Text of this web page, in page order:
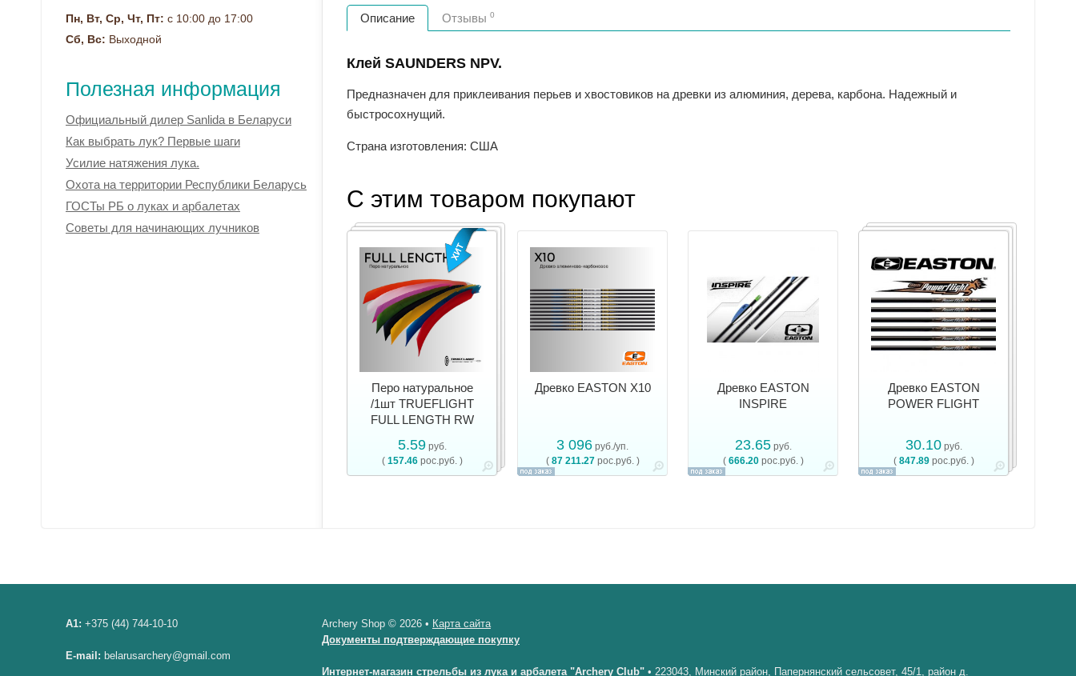
Описание Отзывы 0
Клей SAUNDERS NPV.
Предназначен для приклеивания перьев и хвостовиков на древки из алюминия, дерева, карбона. Надежный и
быстросохнущий.
Страна изготовления: США
С этим товаром покупают
Перо натуральное
/1шт TRUEFLIGHT
FULL LENGTH RW
5.59руб.
( 157.46рос.руб. )
Древко EASTON X10
3 096 руб./уп.
( 87 211.27рос.руб. )
Древко EASTON
INSPIRE
23.65руб.
( 666.20рос.руб. )
Древко EASTON
POWER FLIGHT
30.10руб.
( 847.89рос.руб. )
Пн, Вт, Ср, Чт, Пт: с 10:00 до 17:00
Сб, Вс: Выходной
Полезная информация
Официальный дилер Sanlida в Беларуси
Как выбрать лук? Первые шаги
Усилие натяжения лука.
Охота на территории Республики Беларусь
ГОСТы РБ о луках и арбалетах
Советы для начинающих лучников
A1: +375 (44) 744-10-10
E-mail: belarusarchery@gmail.com
Archery Shop © 2026 • Карта сайта
Документы подтверждающие покупку
Интернет-магазин стрельбы из лука и арбалета "Archery Club" • 223043, Минский район, Папернянский сельсовет, 45/1, район д.